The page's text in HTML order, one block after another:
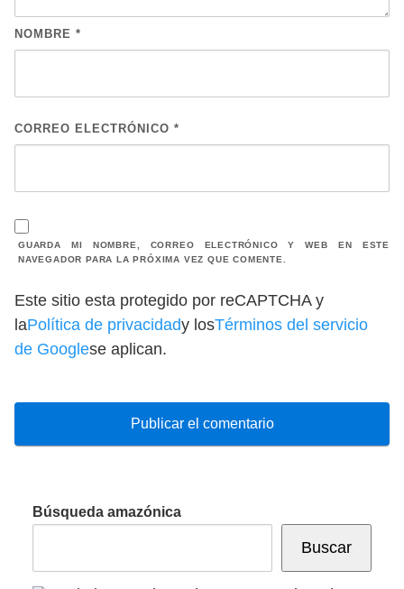
NOMBRE *
CORREO ELECTRÓNICO *
GUARDA MI NOMBRE, CORREO ELECTRÓNICO Y WEB EN ESTE
NAVEGADOR PARA LA PRÓXIMA VEZ QUE COMENTE.
Este sitio esta protegido por reCAPTCHA y
laPolítica de privacidady losTérminos del servicio
de Googlese aplican.
Búsqueda amazónica
Buscar